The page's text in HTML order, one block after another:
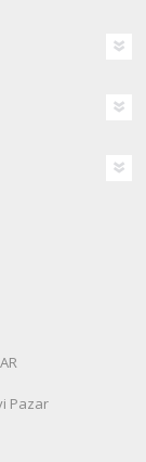
Pazar